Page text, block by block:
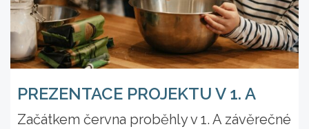
PREZENTACE PROJEKTU V 1. A
Začátkem června proběhly v 1. A závěrečné